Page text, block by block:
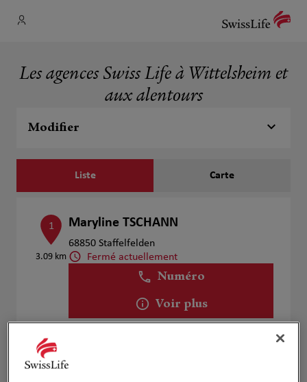
Les agences Swiss Life à Wittelsheim et
aux alentours
Modifier
Liste Carte
1
3.09 km
Maryline TSCHANN
68850 Staffelfelden
Fermé actuellement
Numéro
Voir plus
2